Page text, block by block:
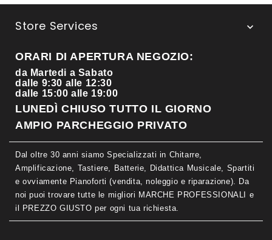
Store Services 
ORARI DI APERTURA NEGOZIO:
da Martedi a Sabato
dalle 9:30 alle 12:30
dalle 15:00 alle 19:00
LUNEDÌ CHIUSO TUTTO IL GIORNO
AMPIO PARCHEGGIO PRIVATO
Dal oltre 30 anni siamo Specializzati in Chitarre,
Amplificazione, Tastiere, Batterie, Didattica Musicale, Spartiti
e ovviamente Pianoforti (vendita, noleggio e riparazione). Da
noi puoi trovare tutte le migliori MARCHE PROFESSIONALI e
il PREZZO GIUSTO per ogni tua richiesta.